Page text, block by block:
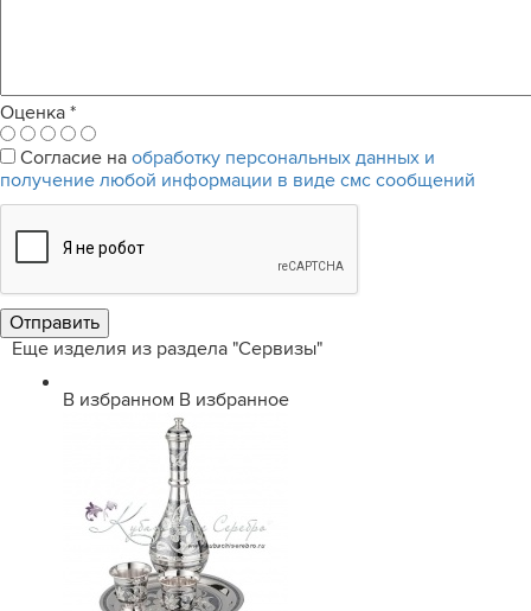
Оценка *
Согласие на обработку персональных данных и
получение любой информации в виде смс сообщений
Еще изделия из раздела "Сервизы"
В избранном В избранное